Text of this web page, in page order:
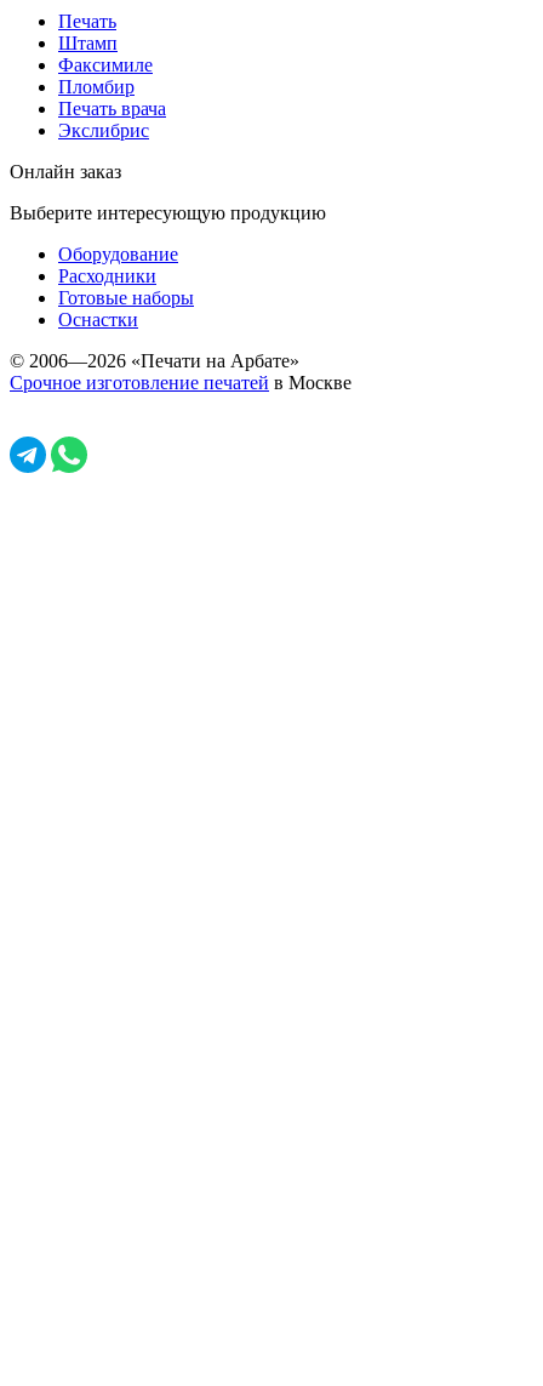
Печать
Штамп
Факсимиле
Пломбир
Печать врача
Экслибрис
Онлайн заказ
Выберите интересующую продукцию
Оборудование
Расходники
Готовые наборы
Оснастки
© 2006—2026 «Печати на Арбате»
Срочное изготовление печатей в Москве